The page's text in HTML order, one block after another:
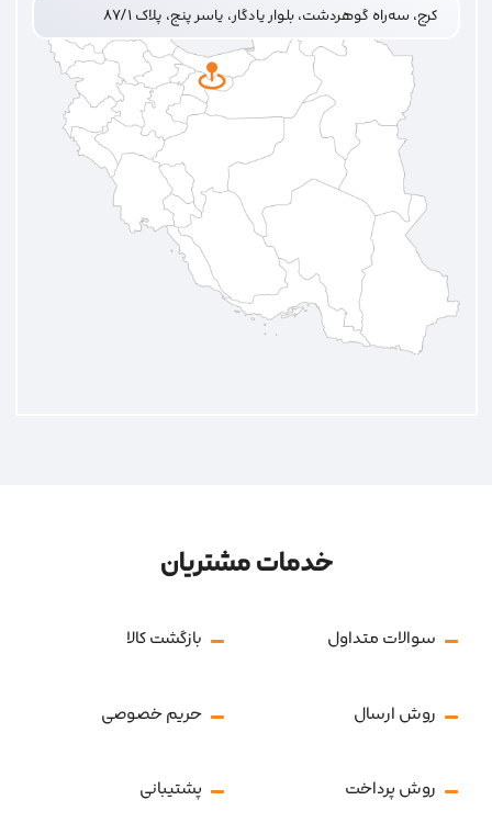
کرج، سه‌راه گوهردشت، بلوار یادگار، یاسر پنج، پلاک ۸۷/۱
خدمات مشتریان
سوالات متداول بازگشت کالا
روش ارسال حریم خصوصی
روش پرداخت پشتیبانی